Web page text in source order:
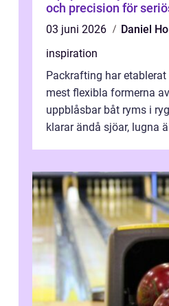
och precision för
03 juni 2026
Daniel
inspiration
Packrafting har
mest flexibla formerna
uppblåsbar båt ryms i
klarar ändå sjöar, lugna